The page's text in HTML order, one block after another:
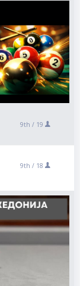
9th / 19
9th / 18